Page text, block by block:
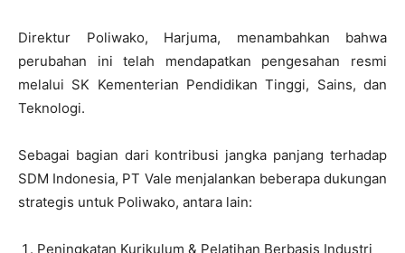
Direktur Poliwako, Harjuma, menambahkan bahwa
perubahan ini telah mendapatkan pengesahan resmi
melalui SK Kementerian Pendidikan Tinggi, Sains, dan
Teknologi.
Sebagai bagian dari kontribusi jangka panjang terhadap
SDM Indonesia, PT Vale menjalankan beberapa dukungan
strategis untuk Poliwako, antara lain:
Peningkatan Kurikulum & Pelatihan Berbasis Industri